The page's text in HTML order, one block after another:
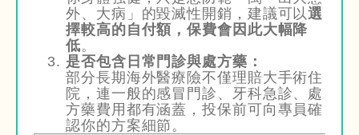
外、大病」的毀滅性開銷，建議可以選
擇較高的自付額，保費會因此大幅降
低。
是否包含日常門診與處方藥：
部分長期海外醫療險不僅理賠大手術住
院，連一般的感冒門診、牙科急診、處
方藥費用都有涵蓋，投保前可向專員確
認你的方案細節。